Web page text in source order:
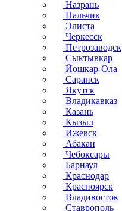
Назрань
Нальчик
Элиста
Черкесск
Петрозаводск
Сыктывкар
Йошкар-Ола
Саранск
Якутск
Владикавказ
Казань
Кызыл
Ижевск
Абакан
Чебоксары
Барнаул
Краснодар
Красноярск
Владивосток
Ставрополь